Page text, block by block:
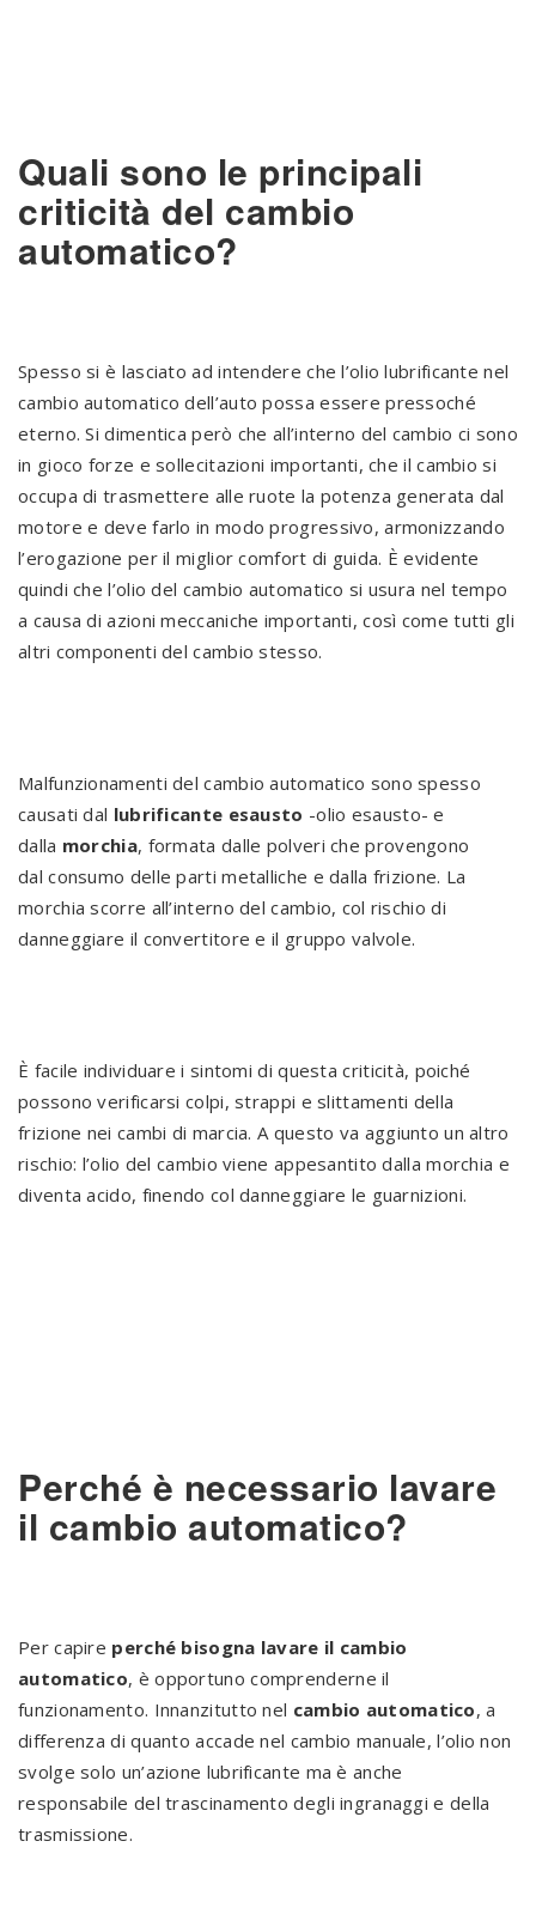
Quali sono le principali
criticità del cambio
automatico?
Spesso si è lasciato ad intendere che l’olio lubrificante nel
cambio automatico dell’auto possa essere pressoché
eterno. Si dimentica però che all’interno del cambio ci sono
in gioco forze e sollecitazioni importanti, che il cambio si
occupa di trasmettere alle ruote la potenza generata dal
motore e deve farlo in modo progressivo, armonizzando
l’erogazione per il miglior comfort di guida. È evidente
quindi che l’olio del cambio automatico si usura nel tempo
a causa di azioni meccaniche importanti, così come tutti gli
altri componenti del cambio stesso.
Malfunzionamenti del cambio automatico sono spesso
causati dal lubrificante esausto -olio esausto- e
dalla morchia, formata dalle polveri che provengono
dal consumo delle parti metalliche e dalla frizione. La
morchia scorre all’interno del cambio, col rischio di
danneggiare il convertitore e il gruppo valvole.
È facile individuare i sintomi di questa criticità, poiché
possono verificarsi colpi, strappi e slittamenti della
frizione nei cambi di marcia. A questo va aggiunto un altro
rischio: l’olio del cambio viene appesantito dalla morchia e
diventa acido, finendo col danneggiare le guarnizioni.
Perché è necessario lavare
il cambio automatico?
Per capire perché bisogna lavare il cambio
automatico, è opportuno comprenderne il
funzionamento. Innanzitutto nel cambio automatico, a
differenza di quanto accade nel cambio manuale, l’olio non
svolge solo un’azione lubrificante ma è anche
responsabile del trascinamento degli ingranaggi e della
trasmissione.